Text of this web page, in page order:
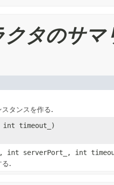
クタのサマ
タンスを作る.
int timeout_)
int serverPort_, int
る.